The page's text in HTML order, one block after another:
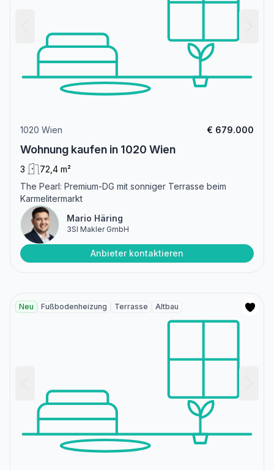
1020 Wien € 679.000
Wohnung kaufen in 1020 Wien
3
72,4 m²
The Pearl: Premium-DG mit sonniger Terrasse beim
Karmelitermarkt
Mario Häring
3SI Makler GmbH
Anbieter kontaktieren
Neu Fußbodenheizung Terrasse Altbau